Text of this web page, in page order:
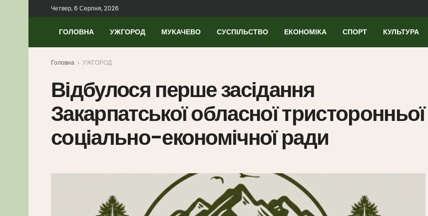
Четвер, 6 Серпня, 2026
ГОЛОВНА УЖГОРОД МУКАЧЕВО СУСПІЛЬСТВО ЕКОНОМІКА СПОРТ КУЛЬТУРА
Головна УЖГОРОД
Відбулося перше засідання
Закарпатської обласної тристоронньої
соціально-економічної ради